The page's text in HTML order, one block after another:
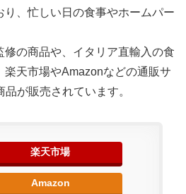
り、忙しい日の食事やホームパー
の商品や、イタリア直輸入の食
天市場やAmazonなどの通販サ
品が販売されています。
楽天市場
Amazon